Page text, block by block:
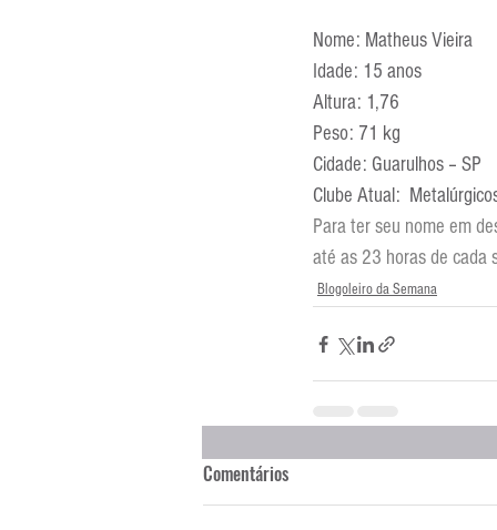
Nome: Matheus Vieira
Idade: 15 anos
Altura: 1,76
Peso: 71 kg
Cidade: Guarulhos – SP
Clube Atual:
Para ter seu nome em
até as 23 horas de cada
Blogoleiro da Semana
Comentários